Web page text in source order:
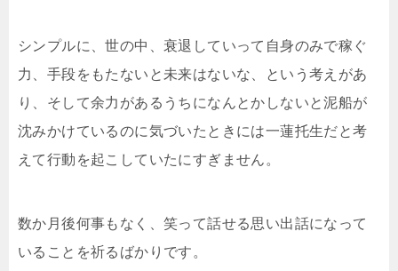
シンプルに、世の中、衰退していって自身のみで稼ぐ
力、手段をもたないと未来はないな、という考えがあ
り、そして余力があるうちになんとかしないと泥船が
沈みかけているのに気づいたときには一蓮托生だと考
えて行動を起こしていたにすぎません。
数か月後何事もなく、笑って話せる思い出話になって
いることを祈るばかりです。